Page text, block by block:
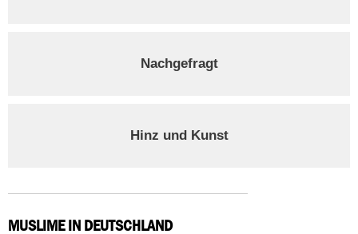
Nachgefragt
Hinz und Kunst
MUSLIME IN DEUTSCHLAND